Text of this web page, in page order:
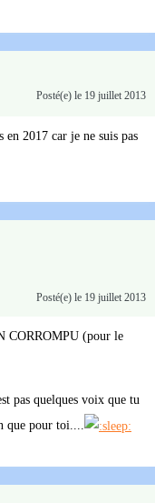
Posté(e) le 19 juillet 2013
en 2017 car je ne suis pas
Posté(e) le 19 juillet 2013
CORROMPU (pour le
pas quelques voix que tu
que pour toi....